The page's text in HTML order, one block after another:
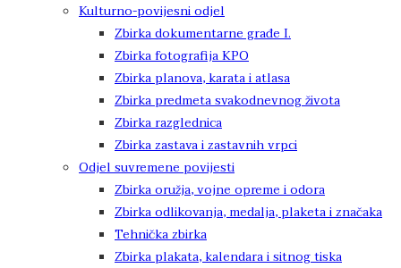
Kulturno-povijesni odjel
Zbirka dokumentarne građe I.
Zbirka fotografija KPO
Zbirka planova, karata i atlasa
Zbirka predmeta svakodnevnog života
Zbirka razglednica
Zbirka zastava i zastavnih vrpci
Odjel suvremene povijesti
Zbirka oružja, vojne opreme i odora
Zbirka odlikovanja, medalja, plaketa i značaka
Tehnička zbirka
Zbirka plakata, kalendara i sitnog tiska